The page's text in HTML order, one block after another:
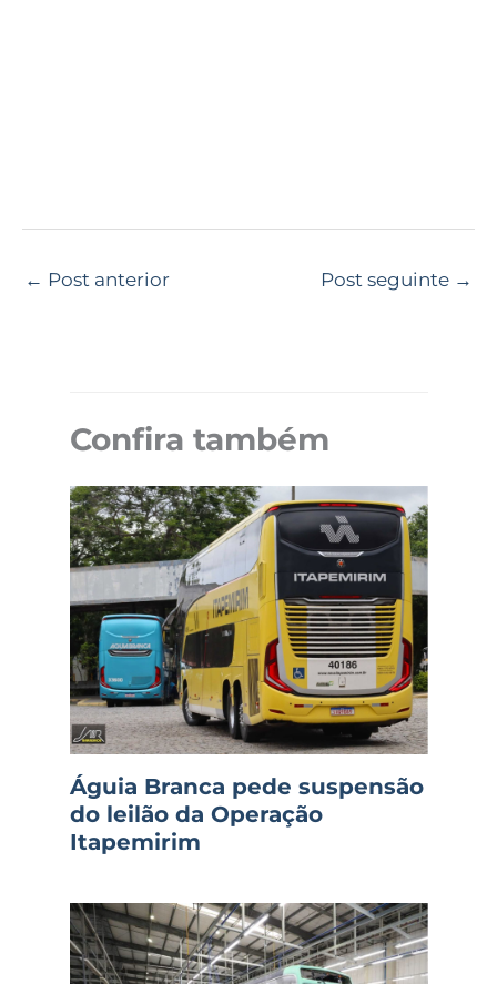
← Post anterior Post seguinte →
Confira também
Águia Branca pede suspensão
do leilão da Operação
Itapemirim